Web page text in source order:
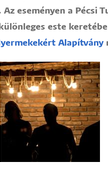
eseményen a
este
Alapítvány